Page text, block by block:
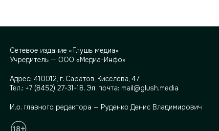
Сетевое издание «Глушь медиа»
Учредитель — ООО «Медиа-Инфо»
Адрес: 410012, г. Саратов, Киселева, 47
Тел.: +7 (8452) 27-31-18. Эл. почта: mail@glush.media
И.о. главного редактора — Руденко Денис Владимирович